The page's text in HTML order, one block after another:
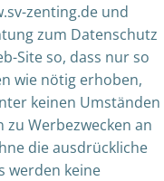
zenting.de und
zum Datenschutz
Site so, dass nur so
wie nötig erhoben,
keinen Umständen
Werbezwecken an
die ausdrückliche
werden keine